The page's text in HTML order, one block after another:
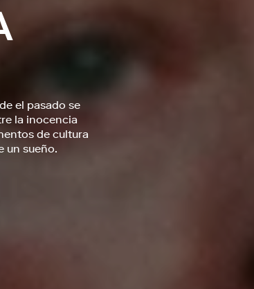
el pasado se
la inocencia
de cultura
un sueño.